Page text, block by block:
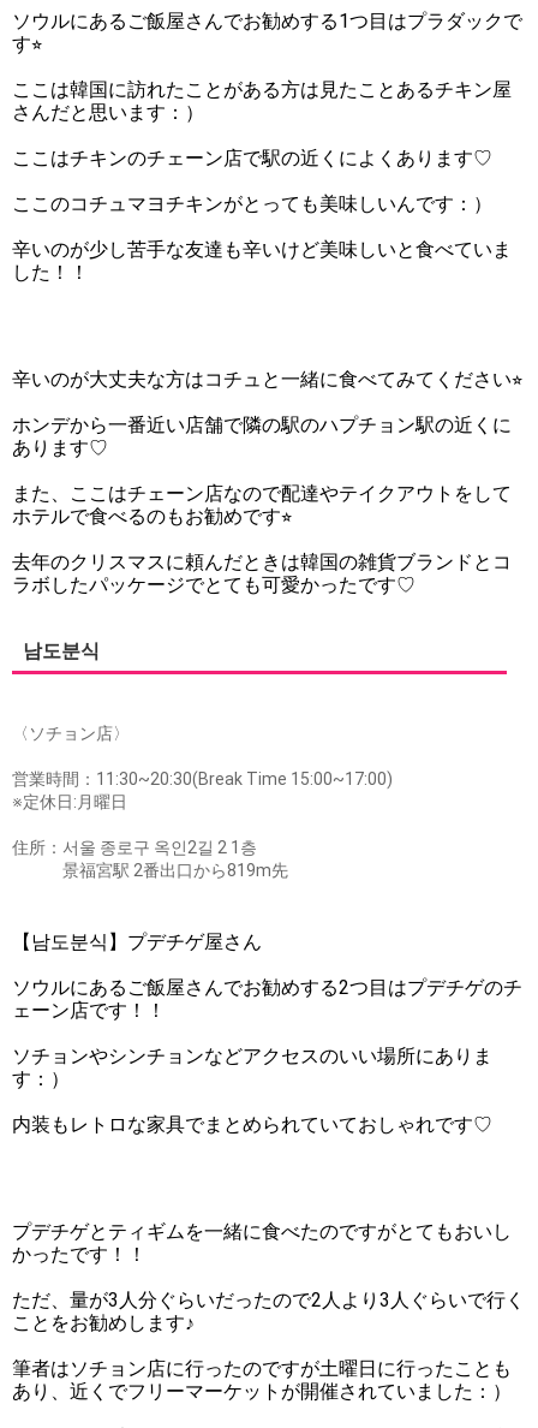
ソウルにあるご飯屋さんでお勧めする1つ目はプラダックで
す⭐︎
ここは韓国に訪れたことがある方は見たことあるチキン屋
さんだと思います：）
ここはチキンのチェーン店で駅の近くによくあります♡
ここのコチュマヨチキンがとっても美味しいんです：）
辛いのが少し苦手な友達も辛いけど美味しいと食べていま
した！！
辛いのが大丈夫な方はコチュと一緒に食べてみてください⭐︎
ホンデから一番近い店舗で隣の駅のハプチョン駅の近くに
あります♡
また、ここはチェーン店なので配達やテイクアウトをして
ホテルで食べるのもお勧めです⭐︎
去年のクリスマスに頼んだときは韓国の雑貨ブランドとコ
ラボしたパッケージでとても可愛かったです♡
남도분식
〈ソチョン店〉
営業時間：11:30~20:30(Break Time 15:00~17:00)
※定休日:月曜日
住所：서울 종로구 옥인2길 2 1층
景福宮駅 2番出口から819m先
【남도분식】プデチゲ屋さん
ソウルにあるご飯屋さんでお勧めする2つ目はプデチゲのチ
ェーン店です！！
ソチョンやシンチョンなどアクセスのいい場所にありま
す：）
内装もレトロな家具でまとめられていておしゃれです♡
プデチゲとティギムを一緒に食べたのですがとてもおいし
かったです！！
ただ、量が3人分ぐらいだったので2人より3人ぐらいで行く
ことをお勧めします♪
筆者はソチョン店に行ったのですが土曜日に行ったことも
あり、近くでフリーマーケットが開催されていました：）